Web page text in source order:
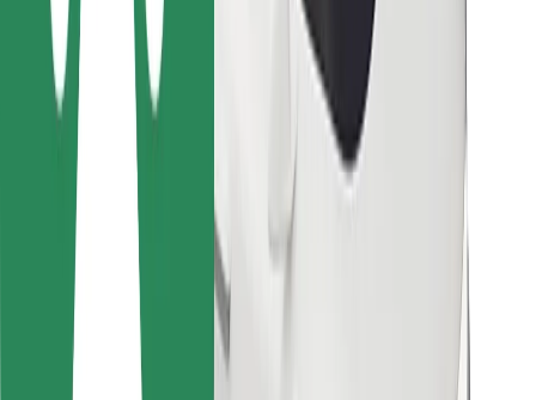
Jiné
Partneři
Obchodní podmínky
Zabezpečení
Jízda za pár minut!
Stáhněte si aplikaci Bolt
Objevte své oblíbené jídlo!